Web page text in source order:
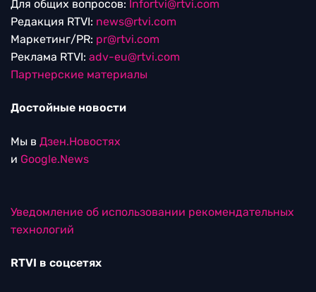
Для общих вопросов: Infortvi@rtvi.com
Редакция RTVI: news@rtvi.com
Маркетинг/PR: pr@rtvi.com
Реклама RTVI: adv-eu@rtvi.com
Партнерские материалы
Достойные новости
Мы в Дзен.Новостях
и Google.News
Уведомление об использовании рекомендательных
технологий
RTVI в соцсетях